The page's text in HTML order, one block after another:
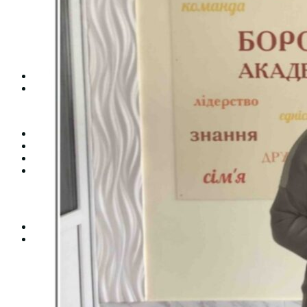
Студентська рада
Документація. Карантин
Документація. Воєнний стан
Центр кар’єри та працевлаштування
Неформальна та інформальна освіта
Міжнародне співробітництво
Міжнародне співробітництво для викладачів
Міжнародне співробітництво для студентів
Угоди та договори
Кваліфікаційний центр МФК
Нормативно-правова база
Перелік професій
Професійні стандарти
Майстри сервісних центрів
Про формальну, неформальну та інформальну освіту